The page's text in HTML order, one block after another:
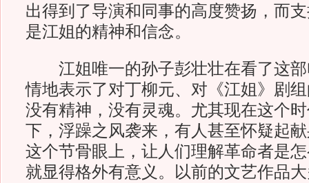
出得到了导演和同事的高度赞扬，而
是江姐的精神和信念。
江姐唯一的孙子彭壮壮在看了这部
情地表示了对丁柳元、对《江姐》剧
没有精神，没有灵魂。尤其现在这个
下，浮躁之风袭来，有人甚至怀疑起
这个节骨眼上，让人们理解革命者是
就显得格外有意义。以前的文艺作品